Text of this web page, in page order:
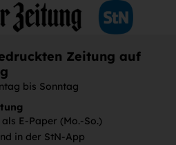
Zeitung auf
bis Sonntag
E-Paper (Mo.-So.)
in der StN-App